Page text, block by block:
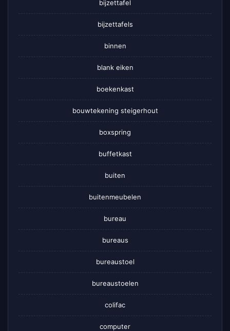
bijzettafel
bijzettafels
binnen
blank eiken
boekenkast
bouwtekening steigerhout
boxspring
buffetkast
buiten
buitenmeubelen
bureau
bureaus
bureaustoel
bureaustoelen
colifac
computer